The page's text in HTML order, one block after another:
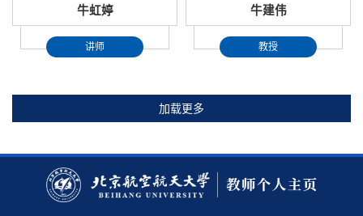
牛虹婷
讲师
牛建伟
教授
加载更多